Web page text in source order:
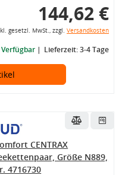
144,62 €
gesetzl. MwSt., zzgl. Versandkosten
Lieferzeit: 3-4 Tage
CENTRAX
Größe N889,
4716730